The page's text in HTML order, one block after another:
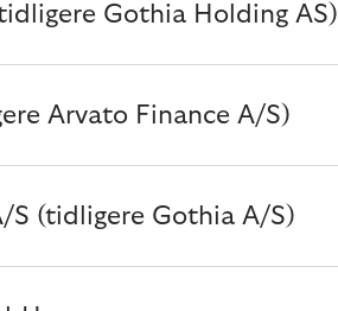
Gothia Holding AS)
Arvato Finance A/S)
S (tidligere Gothia A/S)